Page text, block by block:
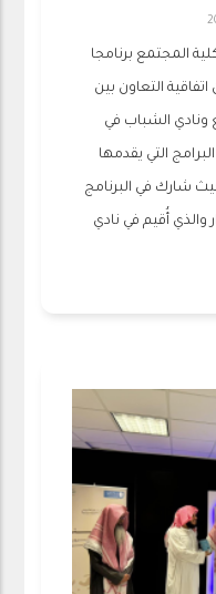
المجتمع برنامجا
التعاون بين
ونادي الشباب في
التي يقدمها
شارك في البرنامج
والذي أُقيم في نادي